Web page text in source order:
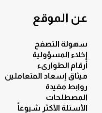
عن الموقع
سهولة التصفح
إخلاء المسؤولية
أرقام الطوارىء
ميثاق إسعاد المتعاملين
روابط مفيدة
المصطلحات
الأسئلة الأكثر شيوعاً